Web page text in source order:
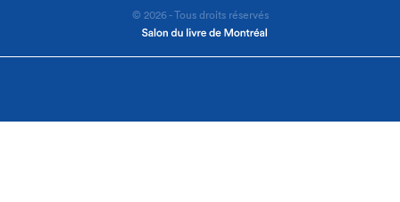
© 2026 - Tous droits réservés